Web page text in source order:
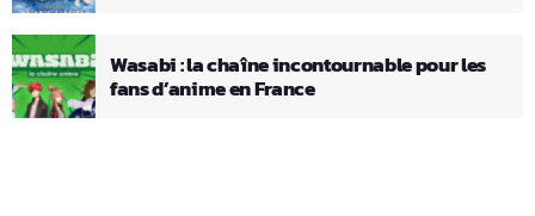
Wasabi : la chaîne incontournable pour les
fans d’anime en France